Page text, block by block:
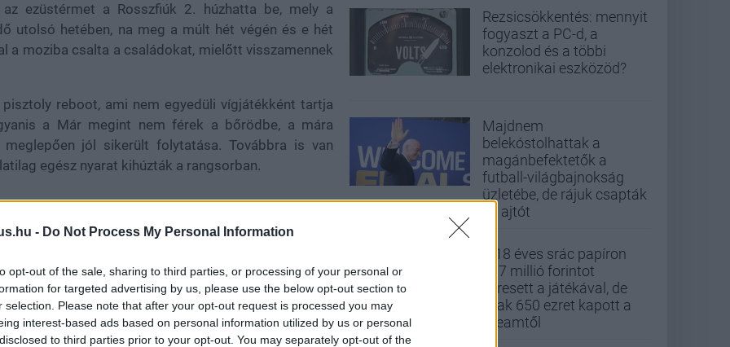
- Do Not Process My Personal Information
opt-out of the sale, sharing to third parties, or processing of your personal or
for targeted advertising by us, please use the below opt-out section to
selection. Please note that after your opt-out request is processed you may
interest-based ads based on personal information utilized by us or personal
to third parties prior to your opt-out. You may separately opt-out of the
az ezüstérmet a Rosszfiúk 2. húzhatta be, mely a
utolsó hetében, na meg a múlt hét végén és e hét
a moziba csalta a családokat, mielőtt visszamennek
reboot, ami nem egyedüli vígjátékként tartja
a Már megint nem férek a bőrödbe, a mára
meglepően jól sikerült folytatása. Továbbra is van
egész nyarat kihúzták a rangsorban.
014 néző
néző
Rezsicsökkentés: mennyit
fogyaszt a PC-d, a
konzolod és a többi
elektronikai eszközöd?
Majdnem
belekóstolhattak a
magánbefektetők a
futball-világbajnokság
üzletébe, de rájuk csapták
az ajtót
A 18 éves srác papíron
437 millió forintot
keresett a játékával, de
csak 650 ezret kapott a
Steamtől